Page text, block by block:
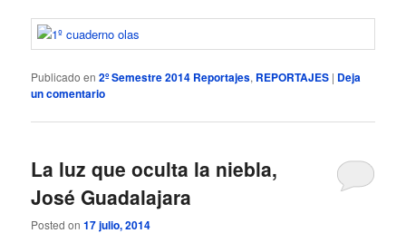
Publicado en 2º Semestre 2014 Reportajes, REPORTAJES | Deja
un comentario
La luz que oculta la niebla,
José Guadalajara
Posted on17 julio, 2014